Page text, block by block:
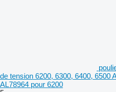
de tension 6200, 6300, 6400, 6500
AL78964 pour 6200